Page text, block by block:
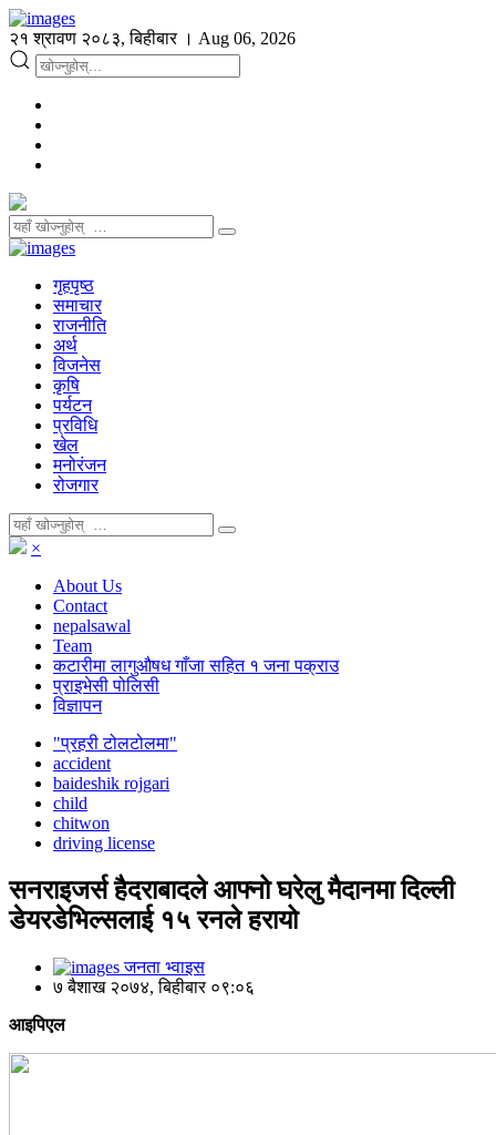
२१ श्रावण २०८३, बिहीबार । Aug 06, 2026
गृहपृष्ठ
समाचार
राजनीति
अर्थ
विजनेस
कृषि
पर्यटन
प्रविधि
खेल
मनोरंजन
रोजगार
×
About Us
Contact
nepalsawal
Team
कटारीमा लागुऔषध गाँजा सहित १ जना पक्राउ
प्राइभेसी पोलिसी
विज्ञापन
"प्रहरी टोलटोलमा"
accident
baideshik rojgari
child
chitwon
driving license
सनराइजर्स हैदराबादले आफ्नो घरेलु मैदानमा दिल्ली
डेयरडेभिल्सलाई १५ रनले हरायो
जनता भ्वाइस
७ बैशाख २०७४, बिहीबार ०९:०६
आइपिएल